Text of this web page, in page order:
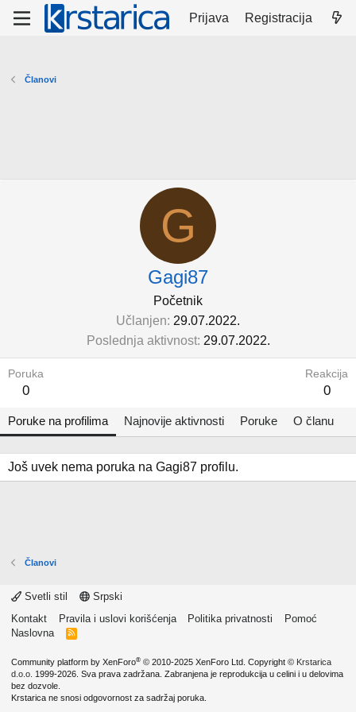
Prijava Registracija
Članovi
G
Gagi87
Početnik
Učlanjen 29.07.2022.
Poslednja aktivnost 29.07.2022.
Poruka
0
Reakcija
0
Poruke na profilima Najnovije aktivnosti Poruke O članu
Još uvek nema poruka na Gagi87 profilu.
Članovi
Svetli stil
Srpski
Kontakt
Pravila i uslovi korišćenja Politika privatnosti
Pomoć
Naslovna
R
Community platform by XenForo® © 2010-2025 XenForo Ltd. Copyright © Krstarica
d.o.o. 1999-2026. Sva prava zadržana. Zabranjena je reprodukcija u celini i u delovima
bez dozvole.
Krstarica ne snosi odgovornost za sadržaj poruka.